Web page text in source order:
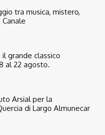
tra musica, mistero,
grande classico
al 22 agosto.
Arsial per la
di Largo Almunecar